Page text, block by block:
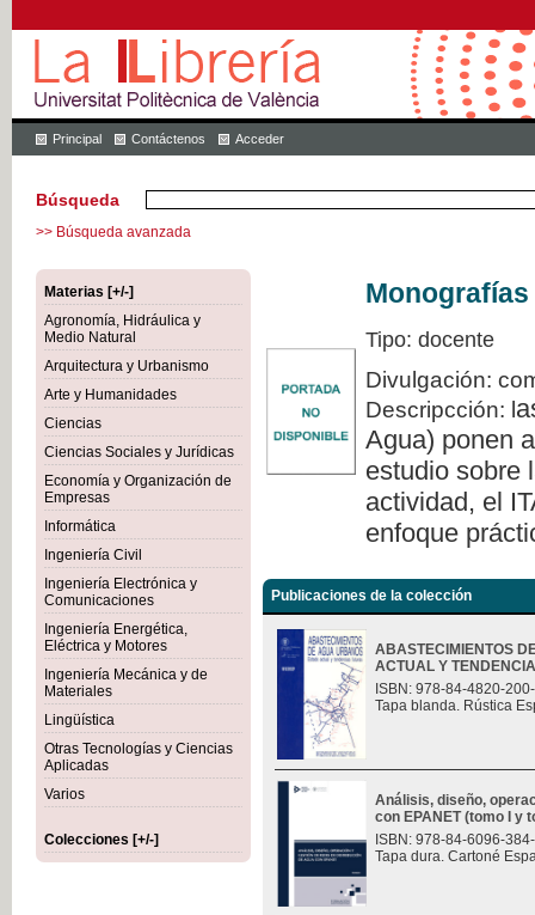
Principal Contáctenos Acceder
Búsqueda
>> Búsqueda avanzada
Materias [+/-]
Agronomía, Hidráulica y
Medio Natural
Arquitectura y Urbanismo
Arte y Humanidades
Ciencias
Ciencias Sociales y Jurídicas
Economía y Organización de
Empresas
Informática
Ingeniería Civil
Ingeniería Electrónica y
Comunicaciones
Ingeniería Energética,
Eléctrica y Motores
Ingeniería Mecánica y de
Materiales
Lingüística
Otras Tecnologías y Ciencias
Aplicadas
Varios
Colecciones [+/-]
Tipo: docente
Divulgación:
Descripcción: l
Agua) ponen
estudio sobre
actividad, el
enfoque
Publicaciones de la colección
ABASTECIMIENTOS
ACTUAL Y
ISBN: 978-84-4820-
Tapa blanda. Rústica
Análisis, diseño,
con EPANET (tomo I y
ISBN: 978-84-6096-
Tapa dura. Cartoné